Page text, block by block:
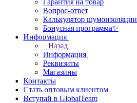
Гарантия на товар
Вопрос-ответ
Калькулятор шумоизоляции
Бонусная программа✨
Информация
Назад
Информация
Реквизиты
Магазины
Контакты
Стать оптовым клиентом
Вступай в GlobalTeam